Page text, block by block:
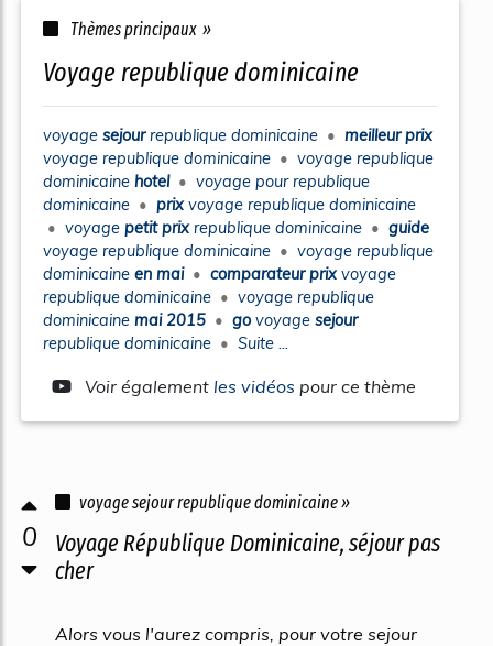
Thèmes principaux »
voyage republique dominicaine
voyage sejourrepublique dominicaine • meilleur prix
voyage republique dominicaine • voyage republique
dominicaine hotel • voyage pourrepublique
dominicaine • prixvoyage republique dominicaine
• voyage petit prixrepublique dominicaine • guide
voyage republique dominicaine • voyage republique
dominicaine en mai • comparateur prixvoyage
republique dominicaine • voyage republique
dominicaine mai 2015 • govoyage sejour
republique dominicaine • Suite ...
Voir également les vidéos pour ce thème
0
voyage sejour republique dominicaine »
Voyage République Dominicaine, séjour pas
cher
Alors vous l'aurez compris, pour votre sejour